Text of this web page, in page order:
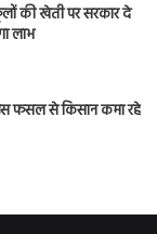
की खेती पर सरकार दे
लाभ
फसल से किसान कमा रहे